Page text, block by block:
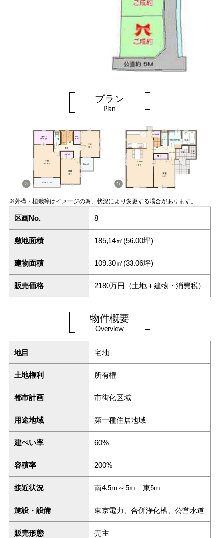
プラン
Plan
※外構・植栽等はイメージの為、状況により変更する場合があります。
区画No. 8
敷地面積 185,14㎡(56.00坪)
建物面積 109.30㎡(33.06坪)
販売価格 2180万円（土地＋建物・消費税）
物件概要
Overview
地目 宅地
土地権利 所有権
都市計画 市街化区域
用途地域 第一種住居地域
建ぺい率 60%
容積率 200%
接近状況 南4.5m～5m 東5m
施設・設備 東京電力、合併浄化槽、公営水道
販売形態 売主